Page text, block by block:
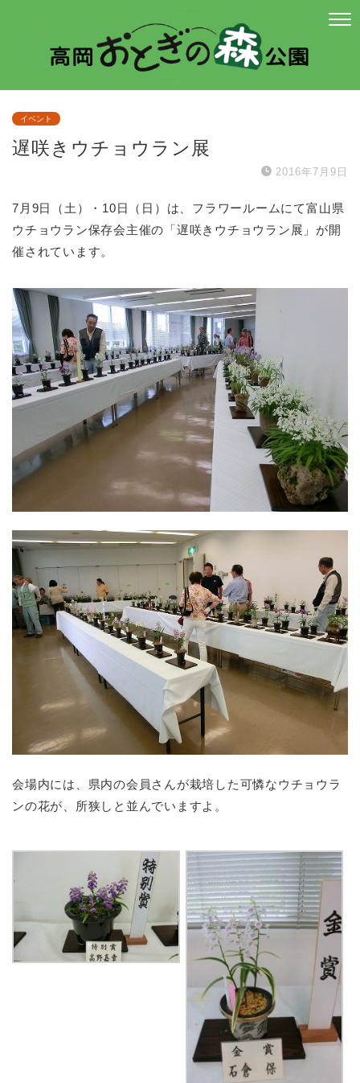
イベント
遅咲きウチョウラン展
2016年7月9日
7月9日（土）・10日（日）は、フラワールームにて富山県
ウチョウラン保存会主催の「遅咲きウチョウラン展」が開
催されています。
会場内には、県内の会員さんが栽培した可憐なウチョウラ
ンの花が、所狭しと並んでいますよ。